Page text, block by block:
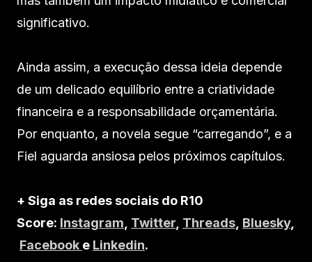
significativo.
Ainda assim, a execução dessa ideia depende
de um delicado equilíbrio entre a criatividade
financeira e a responsabilidade orçamentária.
Por enquanto, a novela segue “carregando”, e a
Fiel aguarda ansiosa pelos próximos capítulos.
+ Siga as redes sociais do R10
Score: Instagram Twitter Threads Bluesky,
Facebook e Linkedin.